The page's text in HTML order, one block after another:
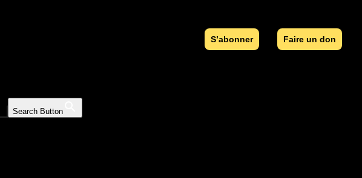
Search Button
S’abonner Faire un don